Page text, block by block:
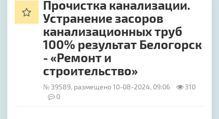
Прочистка канализации.
Устранение засоров
канализационных труб
100% результат Белогорск
- «Ремонт и
строительство»
№ 39589, размещено 10-08-2024, 09:06
310
0